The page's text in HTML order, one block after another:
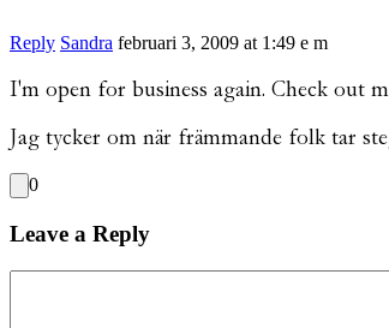
Reply Sandra februari 3, 2009 at 1:49 e m
I'm open for business again. Check out
Jag tycker om när främmande folk tar
0
Leave a Reply